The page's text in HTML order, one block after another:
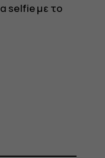
selfie με το